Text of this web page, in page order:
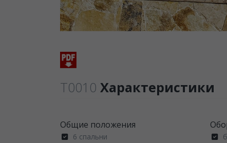
T0010 Характеристики
Общие положения
6 спальни